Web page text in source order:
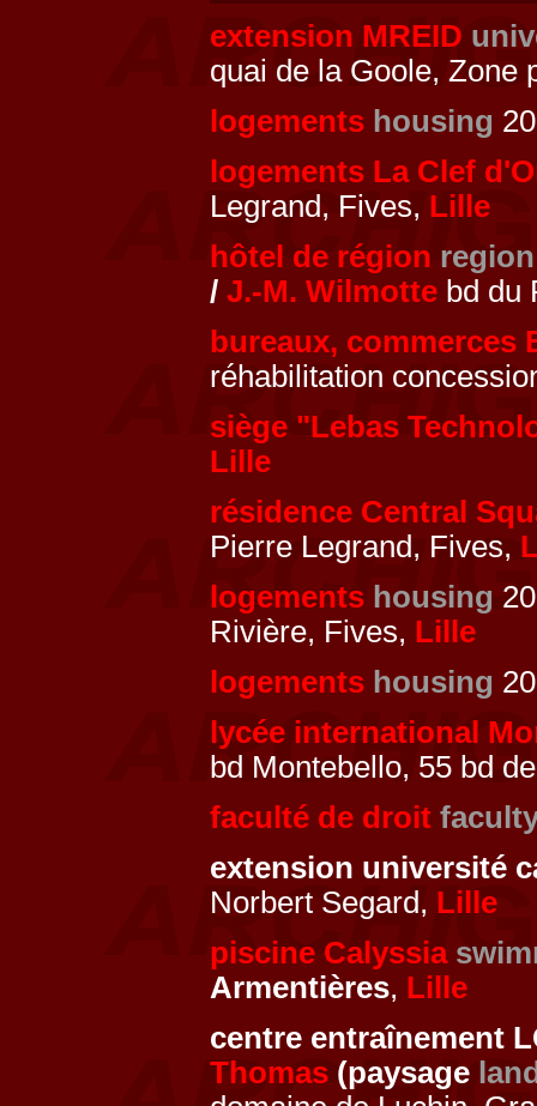
extension MREID
quai de la Goole, Zone
logements housing
logements La Clef
Legrand, Fives, Lille
hôtel de région
/ J.-M. Wilmotte bd du
bureaux, commerces
réhabilitation
siège "Lebas
Lille
résidence Central
Pierre Legrand, Fives,
logements housing
Rivière, Fives, Lille
logements housing
lycée international
bd Montebello, 55 bd
faculté de droit
extension université
Norbert Segard, Lille
piscine Calyssia
Armentières, Lille
centre entraînement
Thomas (paysage